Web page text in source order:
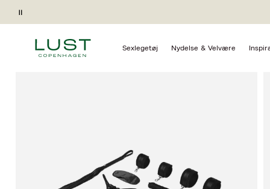
Pause
Sexlegetøj Nydelse & Velvære